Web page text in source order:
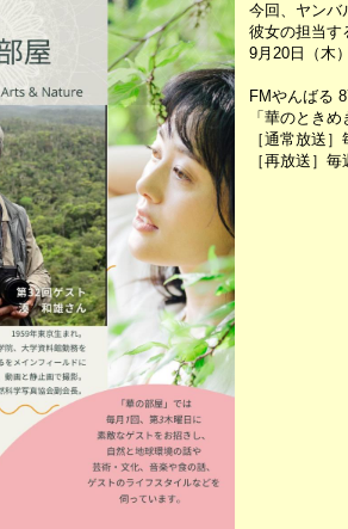
今回、ヤンバ
彼女の担当す
9月20日（木
FMやんばる
「華のとき
［通常放送
［再放送］